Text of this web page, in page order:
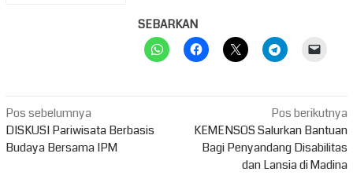
SEBARKAN
Navigasi
pos
Pos sebelumnya
DISKUSI Pariwisata Berbasis
Budaya Bersama IPM
Pos berikutnya
KEMENSOS Salurkan Bantuan
Bagi Penyandang Disabilitas
dan Lansia di Madina